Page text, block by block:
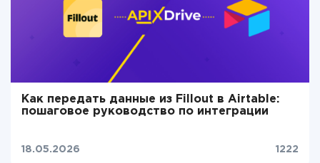
Как передать данные из Fillout в Airtable:
пошаговое руководство по интеграции
18.05.2026 1222